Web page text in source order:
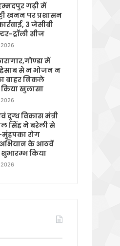
गढ़ी में
खनन पर प्रशासन
3 जेसीबी
ट्रॉली सीज
में
से न भोजन न
बाहर निकले
किया खुलासा
दुग्ध विकास मंत्री
सिंह ने बरेली से
रोग
अभियान के आठवें
किया